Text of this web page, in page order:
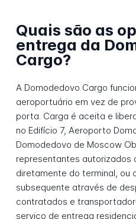
Quais são as
entrega da
Cargo?
A Domodedovo Cargo
aeroportuário em vez de
porta. Carga é aceita e
no Edifício 7, Aeroporto
Domodedovo de Moscow
representantes autorizados
diretamente do terminal, ou
subsequente através de
contratados e
serviço de entrega